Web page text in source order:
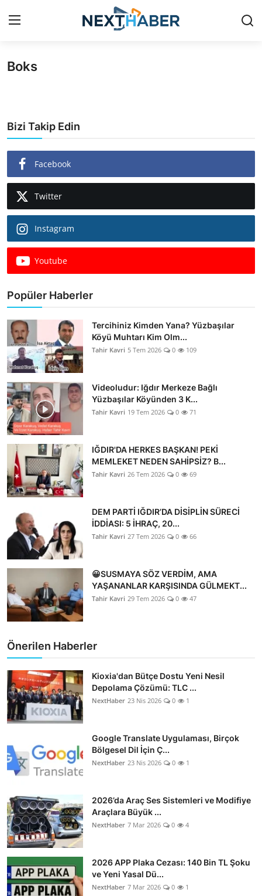
Giriş Yap
Finans
Magazin
Teknoloji
Siyaset
Spor
Dünya
Sağlık
Yerel
Video
Sinema
Haber Ekle Para Kazan
İletişim
Boks
Bizi Takip Edin
Facebook
Twitter
Instagram
Youtube
Popüler Haberler
Tercihiniz Kimden Yana? Yüzbaşılar
Köyü Muhtarı Kim Olm...
Tahir Kavri 5 Tem 2026 0 109
Videoludur: Iğdır Merkeze Bağlı
Yüzbaşılar Köyünden 3 K...
Tahir Kavri 19 Tem 2026 0 71
IĞDIR'DA HERKES BAŞKAN! PEKİ
MEMLEKET NEDEN SAHİPSİZ? B...
Tahir Kavri 26 Tem 2026 0 69
DEM PARTİ IĞDIR’DA DİSİPLİN SÜRECİ
İDDİASI: 5 İHRAÇ, 20...
Tahir Kavri 27 Tem 2026 0 66
😀SUSMAYA SÖZ VERDİM, AMA
YAŞANANLAR KARŞISINDA GÜLMEKT...
Tahir Kavri 29 Tem 2026 0 47
Önerilen Haberler
Kioxia'dan Bütçe Dostu Yeni Nesil
Depolama Çözümü: TLC ...
NextHaber 23 Nis 2026 0 1
Google Translate Uygulaması, Birçok
Bölgesel Dil İçin Ç...
NextHaber 23 Nis 2026 0 1
2026’da Araç Ses Sistemleri ve Modifiye
Araçlara Büyük ...
NextHaber 7 Mar 2026 0 4
2026 APP Plaka Cezası: 140 Bin TL Şoku
ve Yeni Yasal Dü...
NextHaber 7 Mar 2026 0 1